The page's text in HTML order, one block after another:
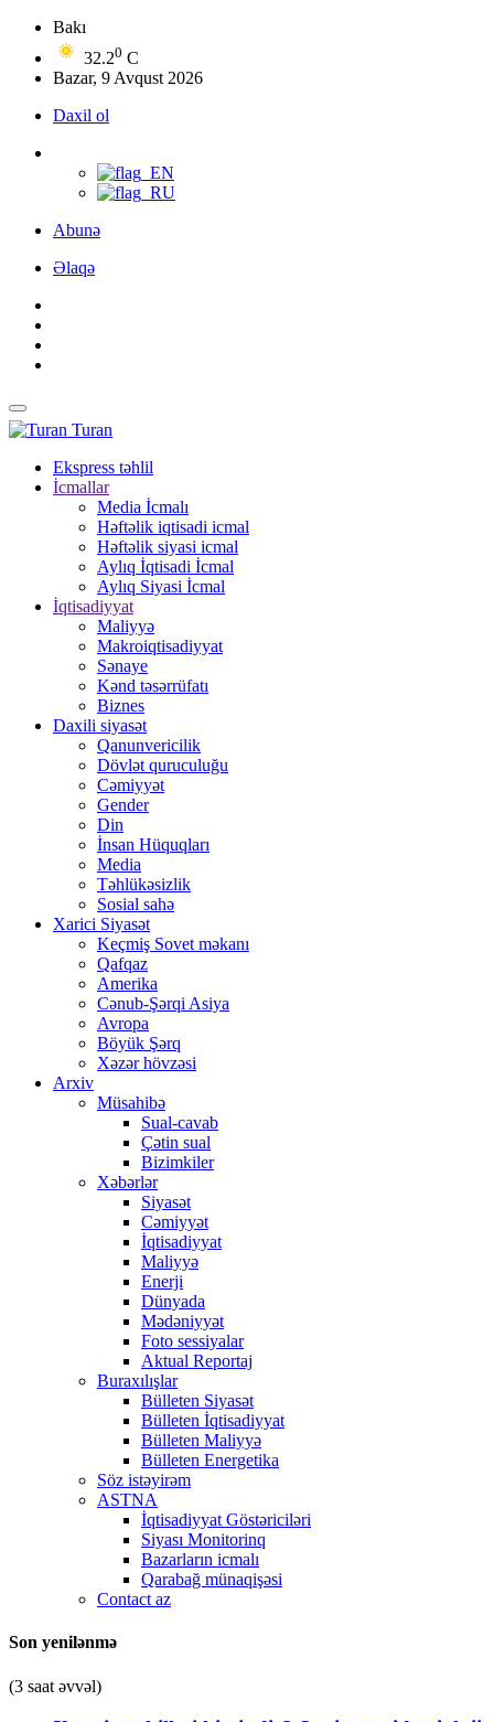
Bakı
32.20 C
Bazar, 9 Avqust 2026
Daxil ol
Abunə
Əlaqə
Turan
Ekspress təhlil
İcmallar
Media İcmalı
Həftəlik iqtisadi icmal
Həftəlik siyasi icmal
Aylıq İqtisadi İcmal
Aylıq Siyasi İcmal
İqtisadiyyat
Maliyyə
Makroiqtisadiyyat
Sənaye
Kənd təsərrüfatı
Biznes
Daxili siyasət
Qanunvericilik
Dövlət quruculuğu
Cəmiyyət
Gender
Din
İnsan Hüquqları
Media
Təhlükəsizlik
Sosial sahə
Xarici Siyasət
Keçmiş Sovet məkanı
Qafqaz
Amerika
Cənub-Şərqi Asiya
Avropa
Böyük Şərq
Xəzər hövzəsi
Arxiv
Müsahibə
Sual-cavab
Çətin sual
Bizimkiler
Xəbərlər
Siyasət
Cəmiyyət
İqtisadiyyat
Maliyyə
Enerji
Dünyada
Mədəniyyət
Foto sessiyalar
Aktual Reportaj
Buraxılışlar
Bülleten Siyasət
Bülleten İqtisadiyyat
Bülleten Maliyyə
Bülleten Energetika
Söz istəyirəm
ASTNA
İqtisadiyyat Göstəriciləri
Siyası Monitorinq
Bazarların icmalı
Qarabağ münaqişəsi
Contact az
Son yenilənmə
(3 saat əvvəl)